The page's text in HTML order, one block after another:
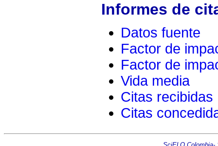
Informes de
Datos fuente
Factor de
Factor de
Vida media
Citas recibidas
Citas